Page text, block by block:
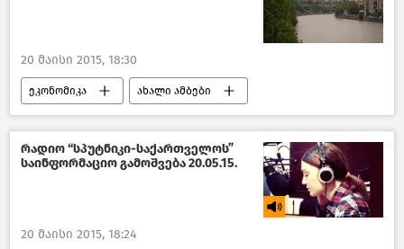
20 მაისი 2015, 18:30
ეკონომიკა ახალი ამბები
საქართველო
რადიო “სპუტნიკი-საქართველოს”
საინფორმაციო გამოშვება 20.05.15.
20 მაისი 2015, 18:24